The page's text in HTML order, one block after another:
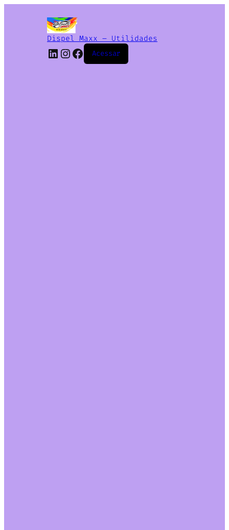
Dispel Maxx – Utilidades
Acessar